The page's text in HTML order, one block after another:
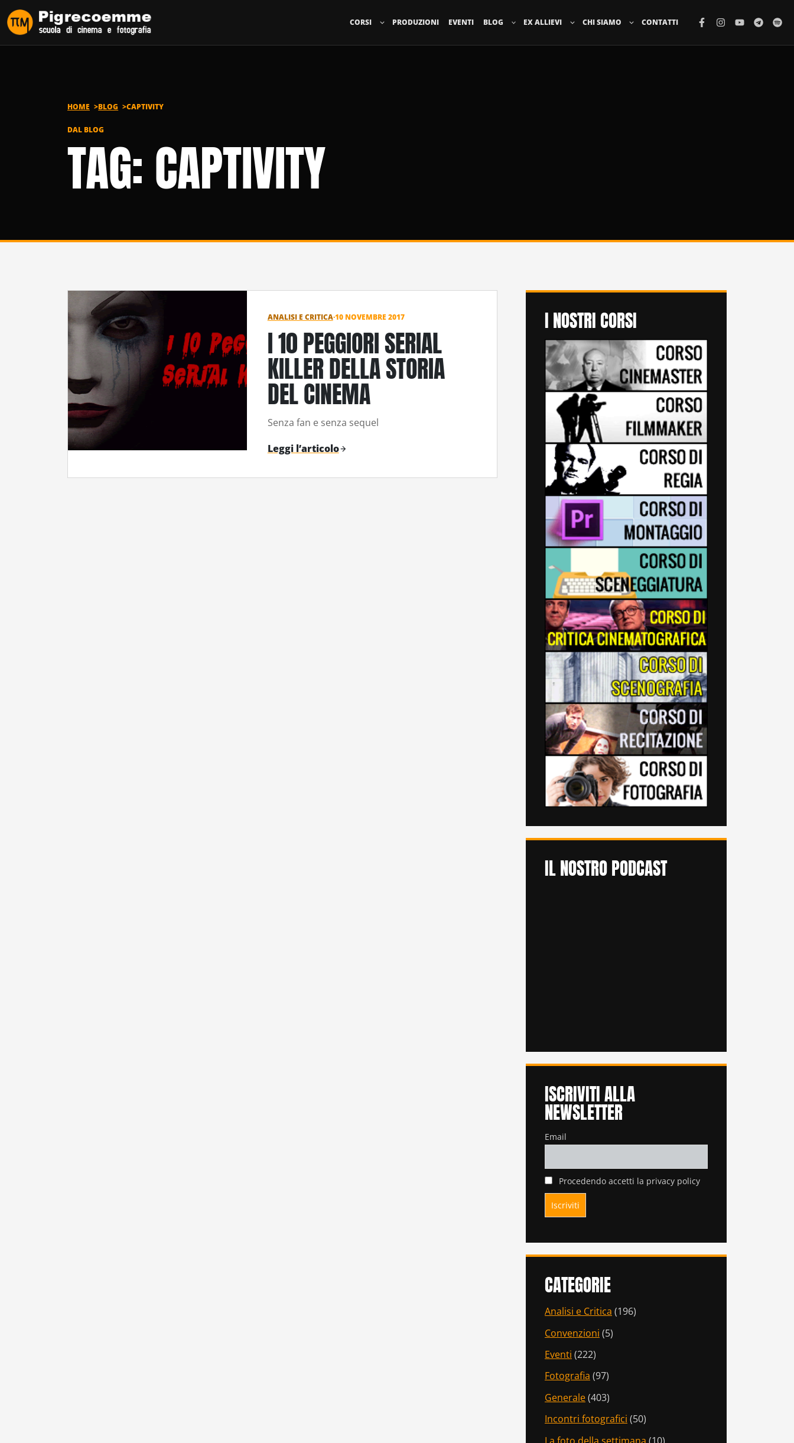
Vai al contenuto
CORSI PRODUZIONI EVENTI BLOG EX ALLIEVI CHI SIAMO CONTATTI
HOME BLOG CAPTIVITY
DAL BLOG
TAG: CAPTIVITY
ANALISI E CRITICA·10 NOVEMBRE 2017
I 10 PEGGIORI SERIAL
KILLER DELLA STORIA
DEL CINEMA
Senza fan e senza sequel
Leggi l’articolo
I NOSTRI CORSI
IL NOSTRO PODCAST
ISCRIVITI ALLA
NEWSLETTER
Email
Procedendo accetti la privacy policy
CATEGORIE
Analisi e Critica (196)
Convenzioni (5)
Eventi (222)
Fotografia (97)
Generale(403)
Incontri fotografici (50)